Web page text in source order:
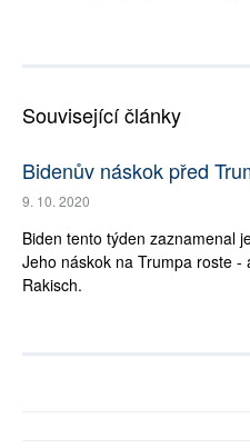
Související články
Bidenův náskok před
9. 10. 2020
Biden tento týden zaznamenal
Jeho náskok na Trumpa roste
Rakisch.